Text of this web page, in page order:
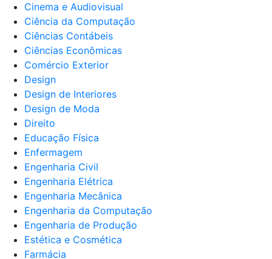
Cinema e Audiovisual
Ciência da Computação
Ciências Contábeis
Ciências Econômicas
Comércio Exterior
Design
Design de Interiores
Design de Moda
Direito
Educação Física
Enfermagem
Engenharia Civil
Engenharia Elétrica
Engenharia Mecânica
Engenharia da Computação
Engenharia de Produção
Estética e Cosmética
Farmácia